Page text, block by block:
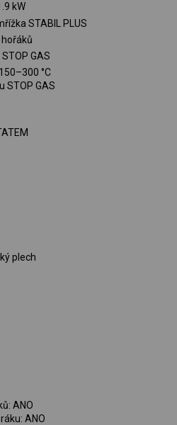
kW
STABIL PLUS
hořáků
GAS
°C
STOP GAS
plech
ANO
ANO